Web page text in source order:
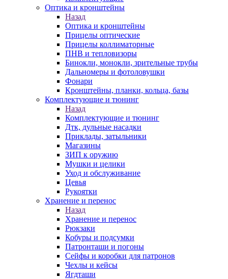
Оптика и кронштейны
Назад
Оптика и кронштейны
Прицелы оптические
Прицелы коллиматорные
ПНВ и тепловизоры
Бинокли, монокли, зрительные трубы
Дальномеры и фотоловушки
Фонари
Кронштейны, планки, кольца, базы
Комплектующие и тюнинг
Назад
Комплектующие и тюнинг
Дтк, дульные насадки
Приклады, затыльники
Магазины
ЗИП к оружию
Мушки и целики
Уход и обслуживание
Цевья
Рукоятки
Хранение и перенос
Назад
Хранение и перенос
Рюкзаки
Кобуры и подсумки
Патронташи и погоны
Сейфы и коробки для патронов
Чехлы и кейсы
Ягдташи